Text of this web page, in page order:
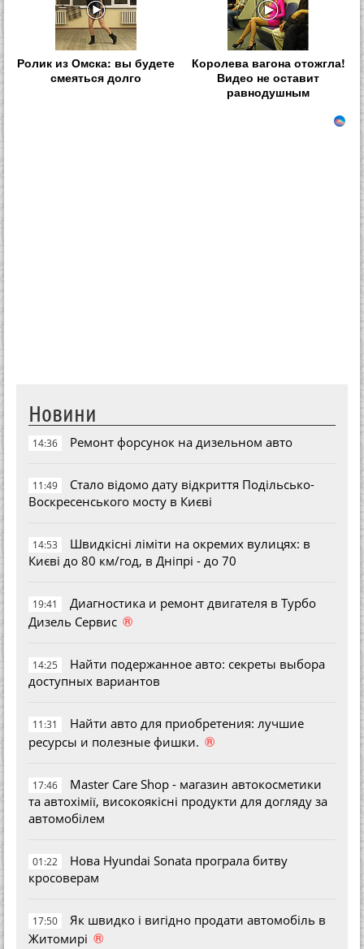
Ролик из Омска: вы будете
смеяться долго
Королева вагона отожгла!
Видео не оставит
равнодушным
Новини
14:36 Ремонт форсунок на дизельном авто
11:49
Стало відомо дату відкриття Подільсько-
Воскресенського мосту в Києві
14:53
Швидкісні ліміти на окремих вулицях: в
Києві до 80 км/год, в Дніпрі - до 70
19:41
Диагностика и ремонт двигателя в Турбо
Дизель Сервис ®
14:25
Найти подержанное авто: секреты выбора
доступных вариантов
11:31
Найти авто для приобретения: лучшие
ресурсы и полезные фишки. ®
17:46
Master Care Shop - магазин автокосметики
та автохімії, високоякісні продукти для догляду за
автомобілем
01:22
Нова Hyundai Sonata програла битву
кросоверам
17:50
Як швидко і вигідно продати автомобіль в
Житомирі ®